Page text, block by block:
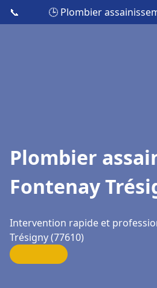
📞 🕒 Plombier
Plombier
Fontenay
Intervention rapide et
Trésigny (77610)